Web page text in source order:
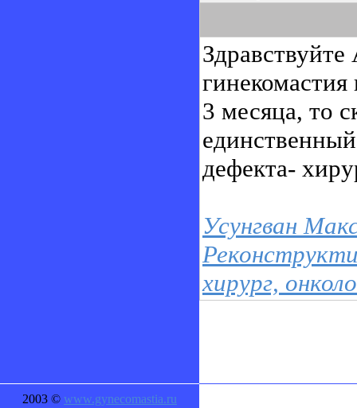
3 месяца, то
дефекта-
Усунгван
хирург,
2003 © www.gynecomastia.ru